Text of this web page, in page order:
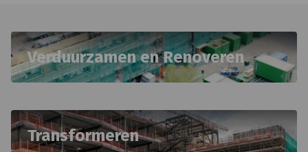
Verduurzamen en Renoveren
Transformeren